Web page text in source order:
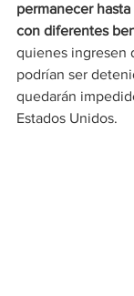
permanecer hasta
con diferentes
quienes ingresen
podrían ser
quedarán
Estados Unidos.